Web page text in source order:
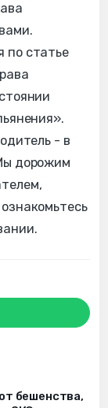
по статье
- в
дорожим
бешенства,